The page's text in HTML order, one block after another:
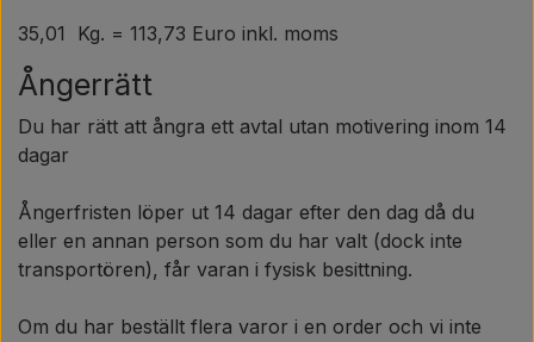
35,01 Kg. = 113,73 Euro inkl. moms
Ångerrätt
Du har rätt att ångra ett avtal utan motivering inom 14
dagar
Ångerfristen löper ut 14 dagar efter den dag då du
eller en annan person som du har valt (dock inte
transportören), får varan i fysisk besittning.
Om du har beställt flera varor i en order och vi inte